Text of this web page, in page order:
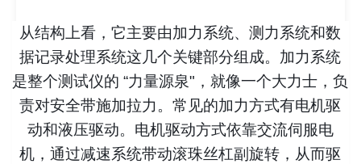
从结构上看，它主要由加力系统、测力系统和数
据记录处理系统这几个关键部分组成。加力系统
是整个测试仪的 “力量源泉"，就像一个大力士，负
责对安全带施加拉力。常见的加力方式有电机驱
动和液压驱动。电机驱动方式依靠交流伺服电
机，通过减速系统带动滚珠丝杠副旋转，从而驱